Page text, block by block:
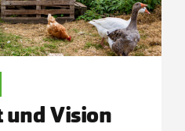
und Vision